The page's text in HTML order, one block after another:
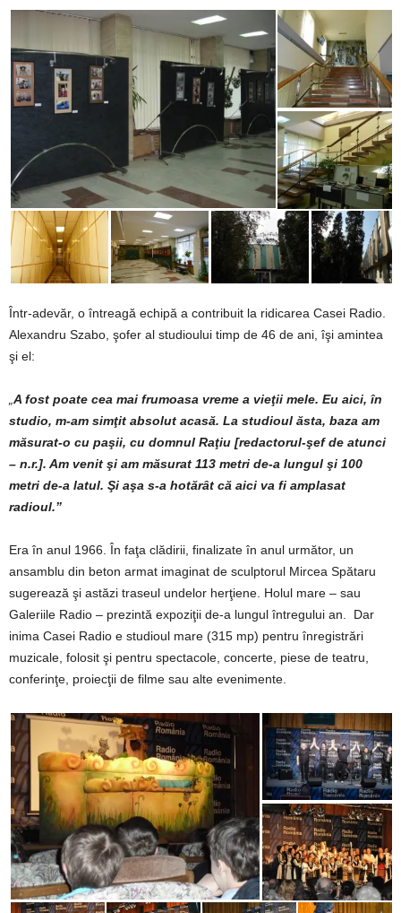
Într-adevăr, o întreagă echipă a contribuit la ridicarea Casei Radio.
Alexandru Szabo, şofer al studioului timp de 46 de ani, îşi amintea
şi el:
„A fost poate cea mai frumoasa vreme a vieţii mele. Eu aici, în
studio, m-am simţit absolut acasă. La studioul ăsta, baza am
măsurat-o cu paşii, cu domnul Raţiu [redactorul-şef de atunci
– n.r.]. Am venit şi am măsurat 113 metri de-a lungul şi 100
metri de-a latul. Şi aşa s-a hotărât că aici va fi amplasat
radioul.”
Era în anul 1966. În faţa clădirii, finalizate în anul următor, un
ansamblu din beton armat imaginat de sculptorul Mircea Spătaru
sugerează şi astăzi traseul undelor herţiene. Holul mare – sau
Galeriile Radio – prezintă expoziţii de-a lungul întregului an. Dar
inima Casei Radio e studioul mare (315 mp) pentru înregistrări
muzicale, folosit şi pentru spectacole, concerte, piese de teatru,
conferinţe, proiecţii de filme sau alte evenimente.